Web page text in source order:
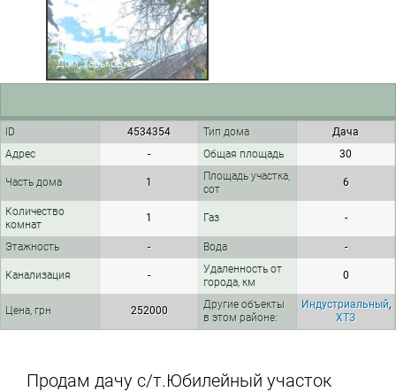
Ціна: 6 000
Дом, харьков, хтз
ID 4534354 Тип дома
Дача
Адрес
- Общая площадь 30
Часть дома 1
Площадь участка,
сот
6
Количество
комнат
1 Газ -
Этажность - Вода -
Канализация -
Удаленность от
города, км
0
Цена, грн 252000
Другие объекты
в этом районе:
Индустриальный,
ХТЗ
Продам дачу с/т.Юбилейный участок